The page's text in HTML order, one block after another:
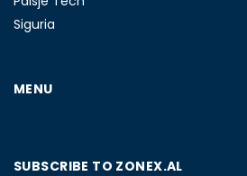
Siguria
MENU
SUBSCRIBE TO ZONEX.AL